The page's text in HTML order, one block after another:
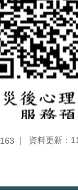
163 資料更新：